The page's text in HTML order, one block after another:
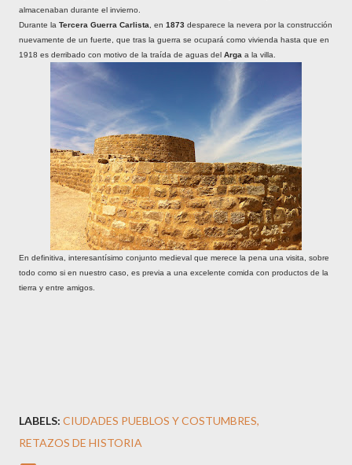
almacenaban durante el invierno.
Durante la Tercera Guerra Carlista , en 1873 desparece la nevera por la construcción
nuevamente de un fuerte, que tras la guerra se ocupará como vivienda hasta que en
1918 es derribado con motivo de la traída de aguas del Arga a la villa.
En definitiva, interesantísimo conjunto medieval que merece la pena una visita, sobre
todo como si en nuestro caso, es previa a una excelente comida con productos de la
tierra y entre amigos.
LABELS: CIUDADES PUEBLOS Y COSTUMBRES
RETAZOS DE HISTORIA